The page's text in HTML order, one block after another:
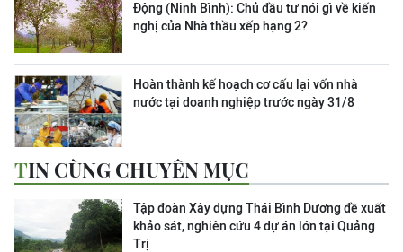
Động (Ninh Bình): Chủ đầu tư nói gì về kiến
nghị của Nhà thầu xếp hạng 2?
Hoàn thành kế hoạch cơ cấu lại vốn nhà
nước tại doanh nghiệp trước ngày 31/8
TIN CÙNG CHUYÊN MỤC
Tập đoàn Xây dựng Thái Bình Dương đề xuất
khảo sát, nghiên cứu 4 dự án lớn tại Quảng
Trị